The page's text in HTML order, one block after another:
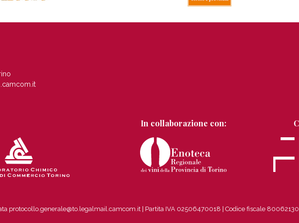
In collaborazione con:
protocollo.generale@to.legalmail.camcom.it | Partita IVA 02506470018 Codice fiscale